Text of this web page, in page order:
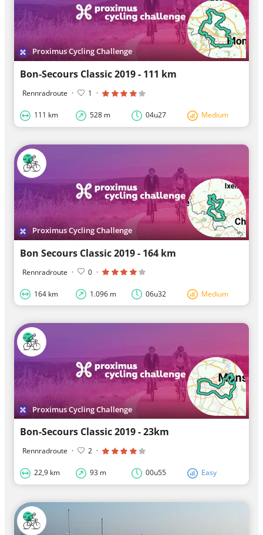
Proximus Cycling Challenge
Bon-Secours Classic 2019 - 111 km
Rennradroute · 1 ·
111 km 528 m 04u27 Medium
Proximus Cycling Challenge
Bon Secours Classic 2019 - 164 km
Rennradroute · 0 ·
164 km 1.096 m 06u32 Medium
Proximus Cycling Challenge
Bon-Secours Classic 2019 - 23km
Rennradroute · 2 ·
22,9 km 93 m 00u55 Easy